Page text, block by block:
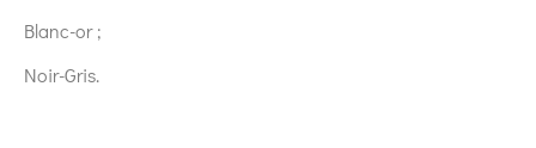
Blanc-or ;
Noir-Gris.